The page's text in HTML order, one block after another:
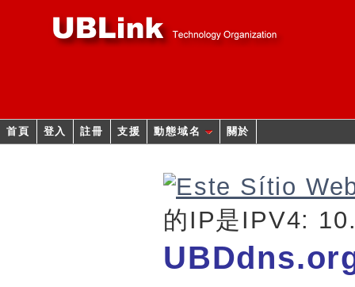
首頁 登入 註冊 支援 動態域名 關於
的IP是IPV4: